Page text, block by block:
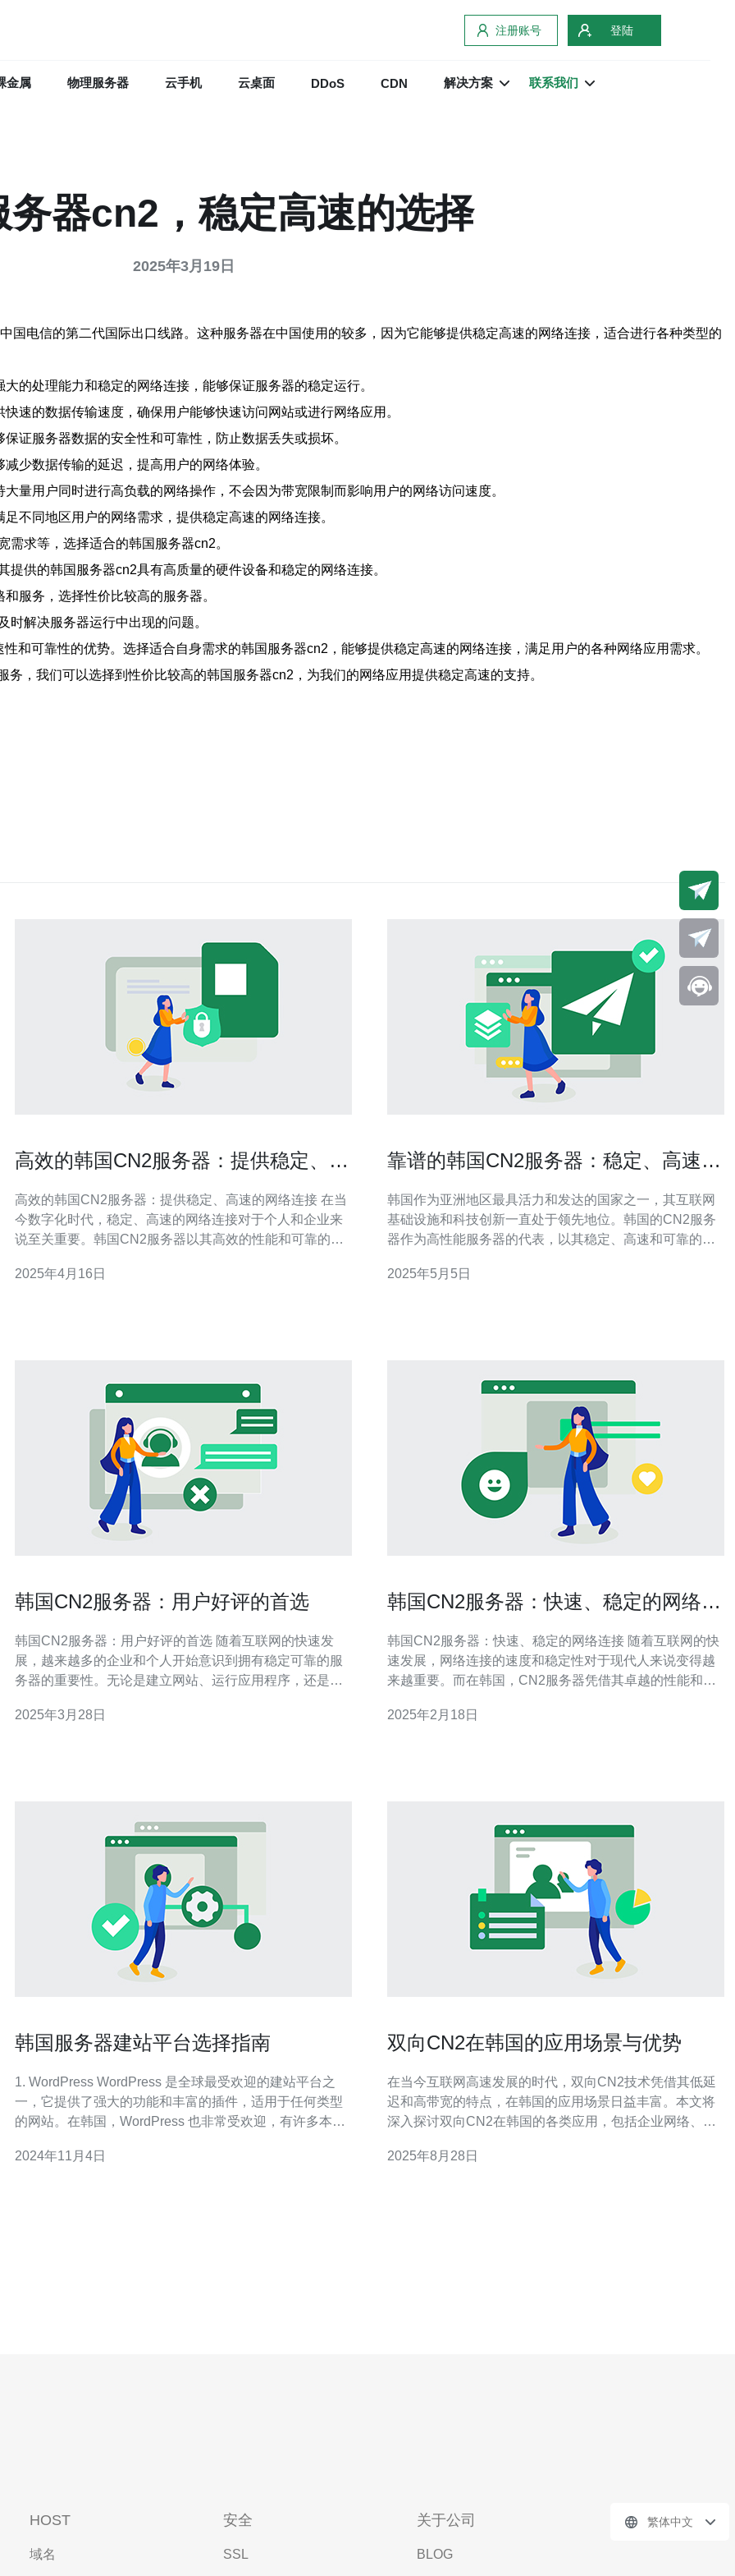
注册账号 登陆
金属 物理服务器 云手机 云桌面 DDoS CDN 解决方案 联系我们
务器cn2，稳定高速的选择
2025年3月19日
国电信的第二代国际出口线路。这种服务器在中国使用的较多，因为它能够提供稳定高速的网络连接，适合进行各种类型的
的处理能力和稳定的网络连接，能够保证服务器的稳定运行。
速的数据传输速度，确保用户能够快速访问网站或进行网络应用。
证服务器数据的安全性和可靠性，防止数据丢失或损坏。
少数据传输的延迟，提高用户的网络体验。
量用户同时进行高负载的网络操作，不会因为带宽限制而影响用户的网络访问速度。
不同地区用户的网络需求，提供稳定高速的网络连接。
求等，选择适合的韩国服务器cn2。
供的韩国服务器cn2具有高质量的硬件设备和稳定的网络连接。
服务，选择性价比较高的服务器。
解决服务器运行中出现的问题。
和可靠性的优势。选择适合自身需求的韩国服务器cn2，能够提供稳定高速的网络连接，满足用户的各种网络应用需求。
，我们可以选择到性价比较高的韩国服务器cn2，为我们的网络应用提供稳定高速的支持。
高效的韩国CN2服务器：提供稳定、高
高效的韩国CN2服务器：提供稳定、高速的网络连接 在当
今数字化时代，稳定、高速的网络连接对于个人和企业来
说至关重要。韩国CN2服务器以其高效的性能和可靠的服
国CN2服务器是一种基于CN2网络的服务器，该网络是由
2025年4月16日
靠谱的韩国CN2服务器：稳定、高速、
韩国作为亚洲地区最具活力和发达的国家之一，其互联网
基础设施和科技创新一直处于领先地位。韩国的CN2服务
器作为高性能服务器的代表，以其稳定、高速和可靠的特
网服务器，是中国电信为了提高国际互联网数据传输速度
2025年5月5日
韩国CN2服务器：用户好评的首选
韩国CN2服务器：用户好评的首选 随着互联网的快速发
展，越来越多的企业和个人开始意识到拥有稳定可靠的服
务器的重要性。无论是建立网站、运行应用程序，还是进
重要的。在这方面，韩国CN2服务器凭借其卓越的性能和
2025年3月28日
韩国CN2服务器：快速、稳定的网络连
韩国CN2服务器：快速、稳定的网络连接 随着互联网的快
速发展，网络连接的速度和稳定性对于现代人来说变得越
来越重要。而在韩国，CN2服务器凭借其卓越的性能和优
了先进的网络技术和高性能的硬件设备，能够提供极快的
2025年2月18日
韩国服务器建站平台选择指南
1. WordPress WordPress 是全球最受欢迎的建站平台之
一，它提供了强大的功能和丰富的插件，适用于任何类型
的网站。在韩国，WordPress 也非常受欢迎，有许多本地
简单，它有直观的界面和易于使用的编辑器，您可以轻松
2024年11月4日
双向CN2在韩国的应用场景与优势
在当今互联网高速发展的时代，双向CN2技术凭借其低延
迟和高带宽的特点，在韩国的应用场景日益丰富。本文将
深入探讨双向CN2在韩国的各类应用，包括企业网络、数
CN2在韩国的应用场景有哪些？ 双向CN2技术在韩国的应
2025年8月28日
HOST
域名
安全
SSL
关于公司
BLOG
繁体中文